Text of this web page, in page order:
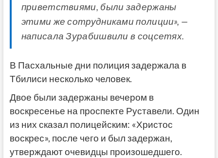
приветствиями, были задержаны
этими же сотрудниками полиции», —
написала Зурабишвили в соцсетях.
В Пасхальные дни полиция задержала в
Тбилиси несколько человек.
Двое были задержаны вечером в
воскресенье на проспекте Руставели. Один
из них сказал полицейским: «Христос
воскрес», после чего и был задержан,
утверждают очевидцы произошедшего.